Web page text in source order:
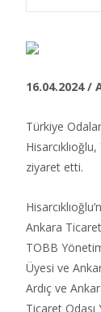
16.04.2024 /
Türkiye
ziyaret etti.​
Ankara
TOBB
Üyesi ve
Ardıç ve
Ticaret